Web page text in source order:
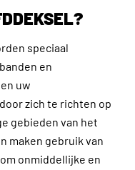
speciaal
en
uw
zich te richten op
gebieden van het
maken gebruik van
onmiddellijke en